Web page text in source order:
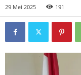
29 Mei 2025 191